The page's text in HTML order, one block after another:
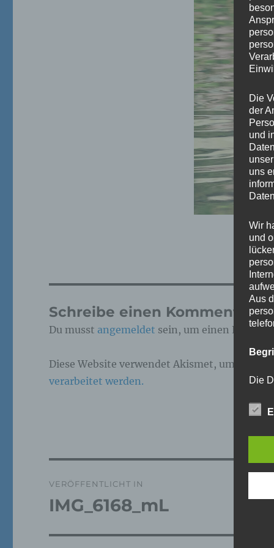
Schreibe einen Kommentar
Du musst angemeldet sein, um einen
Diese Website verwendet Akismet, um Spam
verarbeitet werden.
VERÖFFENTLICHT IN
IMG_6168_mL
Die
der
und
uns
Wir
und
Aus
Die
dies
Wir